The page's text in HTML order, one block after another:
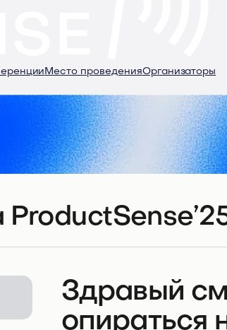
Место проведенияОрганизаторы
Здравый
опираться